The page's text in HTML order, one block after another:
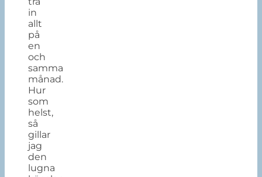
in
allt
på
en
och
samma
månad.
Hur
som
helst,
så
gillar
jag
den
lugna